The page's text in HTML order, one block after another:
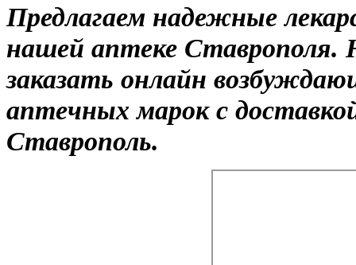
Предлагаем надежные
нашей аптеке
заказать онлайн
аптечных марок с
Ставрополь.